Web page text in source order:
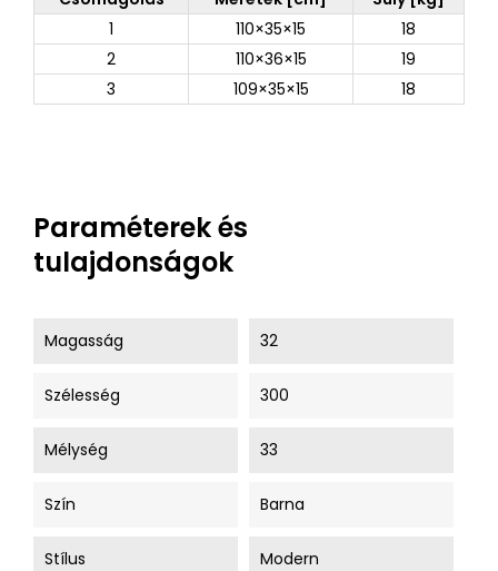
1
110×35×15
18
2
110×36×15
19
3
109×35×15 18
Paraméterek és
tulajdonságok
Magasság 32
Szélesség 300
Mélység 33
Szín Barna
Stílus Modern